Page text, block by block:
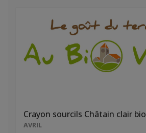
Crayon sourcils Châtain clair bio
AVRIL